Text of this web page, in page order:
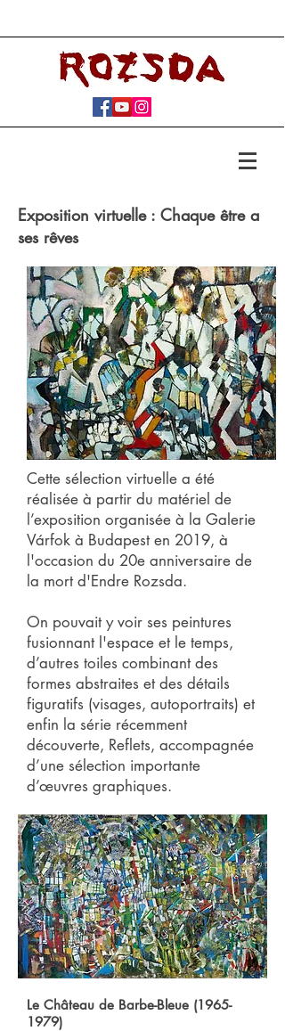
Exposition virtuelle : Chaque être a
ses rêves
Cette sélection virtuelle a été
réalisée à partir du matériel de
l’exposition organisée à la Galerie
Várfok à Budapest en 2019, à
l'occasion du 20e anniversaire de
la mort d'Endre Rozsda.
On pouvait y voir ses peintures
fusionnant l'espace et le temps,
d’autres toiles combinant des
formes abstraites et des détails
figuratifs (visages, autoportraits) et
enfin la série récemment
découverte, Reflets, accompagnée
d’une sélection importante
d’œuvres graphiques.
Le Château de Barbe-Bleue (1965-
1979)